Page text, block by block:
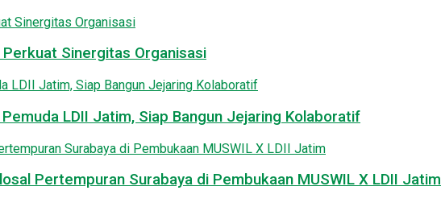
Perkuat Sinergitas Organisasi
LDII Jatim, Siap Bangun Jejaring Kolaboratif
Pertempuran Surabaya di Pembukaan MUSWIL X LDII Jatim